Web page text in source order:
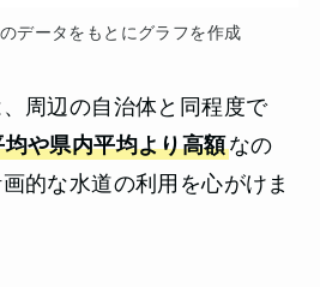
のデータをもとにグラフを作成
周辺の自治体と同程度で
均や県内平均より高額なの
的な水道の利用を心がけま